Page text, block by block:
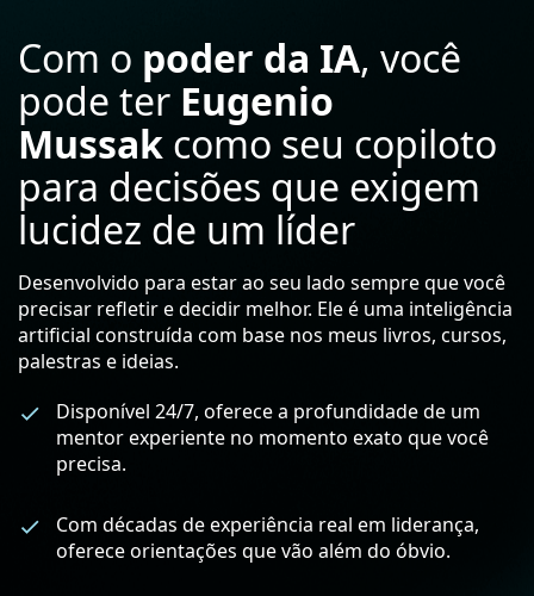
Com o poder da IA, você
pode ter Eugenio
Mussak como seu copiloto
para decisões que exigem
lucidez de um líder
Desenvolvido para estar ao seu lado sempre que você
precisar refletir e decidir melhor. Ele é uma inteligência
artificial construída com base nos meus livros, cursos,
palestras e ideias.
Disponível 24/7, oferece a profundidade de um
mentor experiente no momento exato que você
precisa.
Com décadas de experiência real em liderança,
oferece orientações que vão além do óbvio.